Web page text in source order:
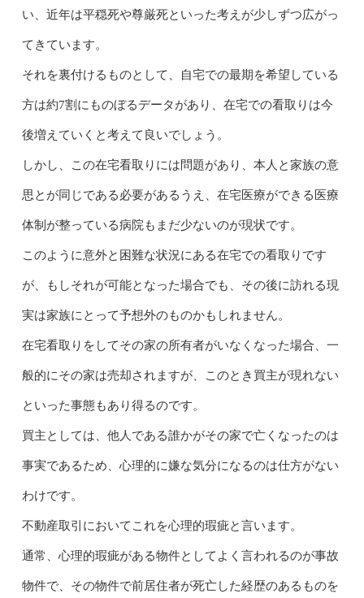
い、近年は平穏死や尊厳死といった考えが少しずつ広がっ
てきています。
それを裏付けるものとして、自宅での最期を希望している
方は約7割にものぼるデータがあり、在宅での看取りは今
後増えていくと考えて良いでしょう。
しかし、この在宅看取りには問題があり、本人と家族の意
思とが同じである必要があるうえ、在宅医療ができる医療
体制が整っている病院もまだ少ないのが現状です。
このように意外と困難な状況にある在宅での看取りです
が、もしそれが可能となった場合でも、その後に訪れる現
実は家族にとって予想外のものかもしれません。
在宅看取りをしてその家の所有者がいなくなった場合、一
般的にその家は売却されますが、このとき買主が現れない
といった事態もあり得るのです。
買主としては、他人である誰かがその家で亡くなったのは
事実であるため、心理的に嫌な気分になるのは仕方がない
わけです。
不動産取引においてこれを心理的瑕疵と言います。
通常、心理的瑕疵がある物件としてよく言われるのが事故
物件で、その物件で前居住者が死亡した経歴のあるものを